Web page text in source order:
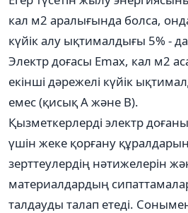
кал м2 аралығында болса,
күйік алу ықтималдығы 5% -
Электр доғасы Emax, кал м2
екінші дәрежелі күйік
емес (қисық A және B).
Қызметкерлерді электр
үшін жеке қорғану
зерттеулердің нәтижелерін
материалдардың
талдауды талап етеді.